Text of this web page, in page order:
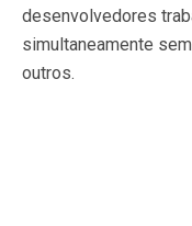
desenvolvedores
simultaneamente
outros.